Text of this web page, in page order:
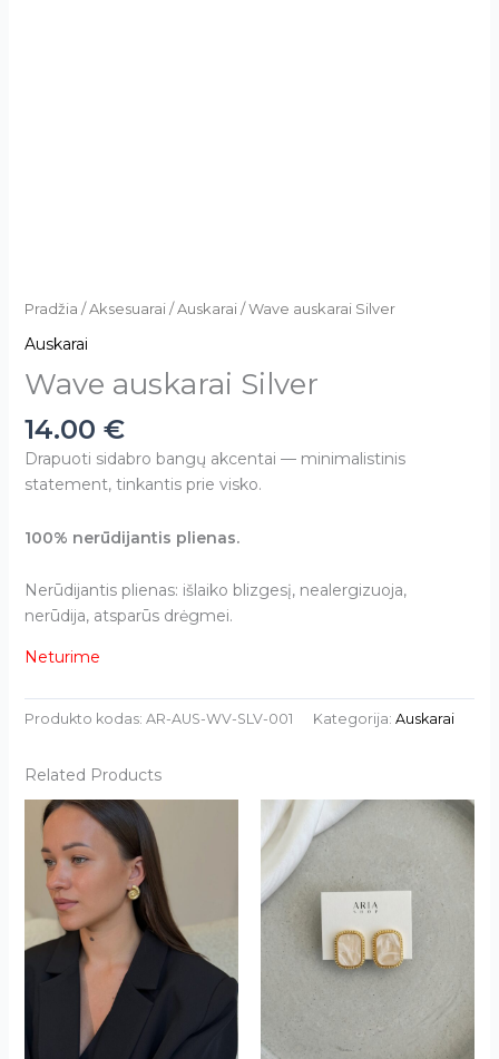
Pradžia / Aksesuarai/ Auskarai/ Wave auskarai Silver
Auskarai
Wave auskarai Silver
14.00 €
Drapuoti sidabro bangų akcentai — minimalistinis
statement, tinkantis prie visko.
100% nerūdijantis plienas.
Nerūdijantis plienas: išlaiko blizgesį, nealergizuoja,
nerūdija, atsparūs drėgmei.
Neturime
Produkto kodas: AR-AUS-WV-SLV-001 Kategorija: Auskarai
Related Products